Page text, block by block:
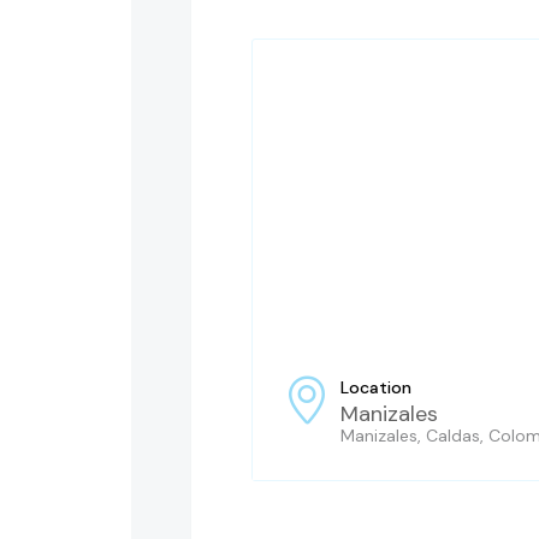
Location
Manizales
Manizales, Caldas,